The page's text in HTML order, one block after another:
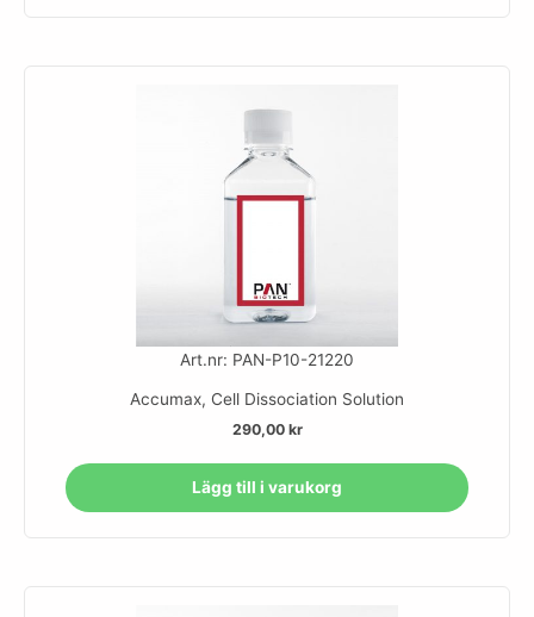
Art.nr: PAN-P10-21220
Accumax, Cell Dissociation Solution
290,00 kr
Lägg till i varukorg